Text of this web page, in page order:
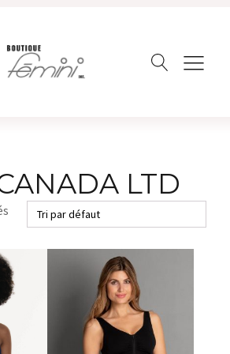
LTD
plusieurs
variations.